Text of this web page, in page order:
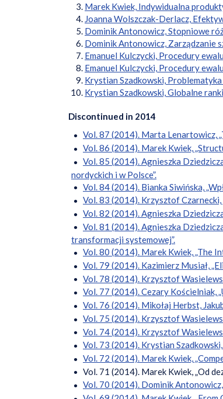
Marek Kwiek, Indywidualna
Joanna Wolszczak-Derlacz,
Dominik Antonowicz, Stopniowe
Dominik Antonowicz, Zarządzanie
Emanuel Kulczycki, Procedury
Emanuel Kulczycki, Procedury
Krystian Szadkowski,
Krystian Szadkowski, Globalne
Discontinued in 2014
Vol. 87 (2014). Marta Lenartowicz,
Vol. 86 (2014). Marek Kwiek,
Vol. 85 (2014). Agnieszka
nordyckich i w Polsce”.
Vol. 84 (2014). Bianka Siwińska,
Vol. 83 (2014). Krzysztof
Vol. 82 (2014). Agnieszka
Vol. 81 (2014). Agnieszka
transformacji systemowej”.
Vol. 80 (2014). Marek Kwiek, „The
Vol. 79 (2014). Kazimierz Musiał,
Vol. 78 (2014). Krzysztof
Vol. 77 (2014). Cezary Kościelniak,
Vol. 76 (2014). Mikołaj Herbst,
Vol. 75 (2014). Krzysztof
Vol. 74 (2014). Krzysztof
Vol. 73 (2014). Krystian
Vol. 72 (2014). Marek Kwiek,
Vol. 71 (2014). Marek Kwiek, „Od
Vol. 70 (2014). Dominik